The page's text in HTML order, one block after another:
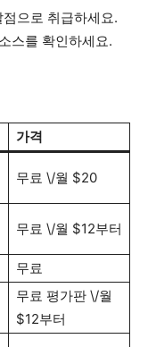
으로 취급하세요.
스를 확인하세요.
가격
무료 \/월 $20
무료 \/월 $12부터
무료
무료 평가판 \/월
$12부터